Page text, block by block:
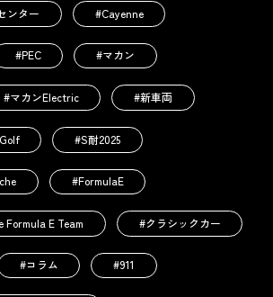
ンター #Cayenne
#PEC #マカン
#マカンElectric #新車両
#S耐2025
#FormulaE
Formula E Team #クラシックカー
#コラム #911